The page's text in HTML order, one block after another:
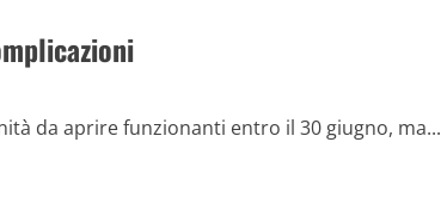
da aprire funzionanti entro il 30 giugno, ma...